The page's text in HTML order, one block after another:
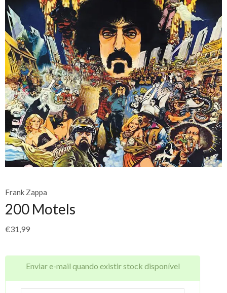
Frank Zappa
200 Motels
€31,99
Enviar e-mail quando existir stock disponível